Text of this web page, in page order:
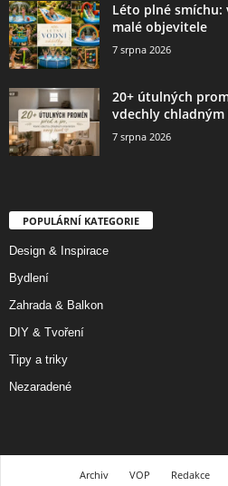
Léto plné
malé objevitele
7 srpna 2026
20+ útulných
vdechly
7 srpna 2026
POPULÁRNÍ KATEGORIE
Design & Inspirace
Bydlení
Zahrada & Balkon
DIY & Tvoření
Tipy a triky
Nezaradené
Archiv VOP Redakce